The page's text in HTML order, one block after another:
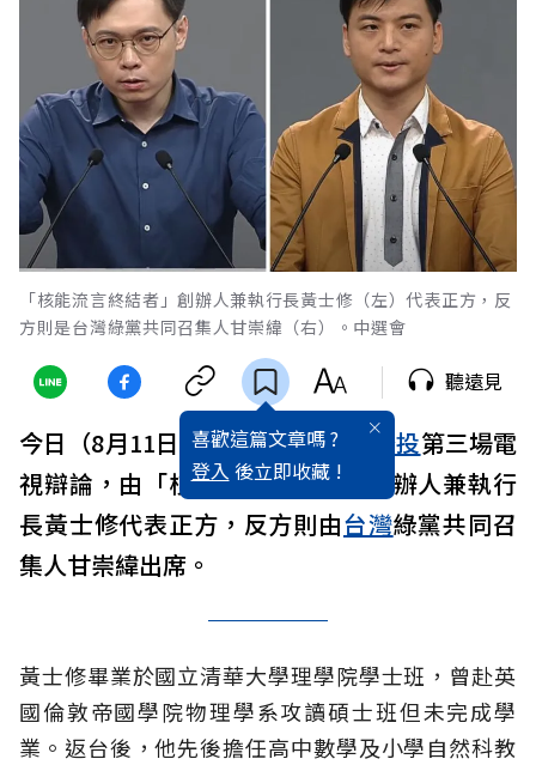
「核能流言終結者」創辦人兼執行長黃士修（左）代表正方，反
方則是台灣綠黨共同召集人甘崇緯（右）。中選會
喜歡這篇文章嗎 ?
登入 後立即收藏 !
聽遠見
今日（8月11日）舉行的核三延役公投第三場電
視辯論，由「核能流言終結者」創辦人兼執行
長黃士修代表正方，反方則由台灣綠黨共同召
集人甘崇緯出席。
黃士修畢業於國立清華大學理學院學士班，曾赴英
國倫敦帝國學院物理學系攻讀碩士班但未完成學
業。返台後，他先後擔任高中數學及小學自然科教